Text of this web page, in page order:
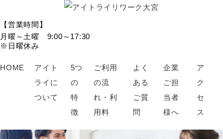
【営業時間】
月曜～土曜 9:00～17:30
※日曜休み
HOME
アイト
ライに
ついて
5つ
の
特
徴
ご利用
の流
れ・利
用料
よく
ある
ご質
問
企業
ご担
当者
様へ
ア
ク
セ
ス